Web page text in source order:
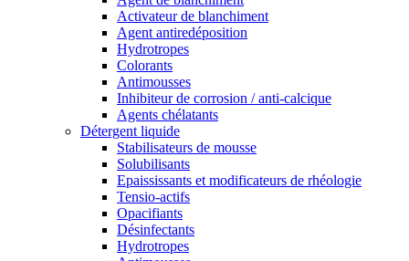
Activateur de blanchiment
Agent antiredéposition
Hydrotropes
Colorants
Antimousses
Inhibiteur de corrosion / anti-calcique
Agents chélatants
Détergent liquide
Stabilisateurs de mousse
Solubilisants
Epaississants et modificateurs de rhéologie
Tensio-actifs
Opacifiants
Désinfectants
Hydrotropes